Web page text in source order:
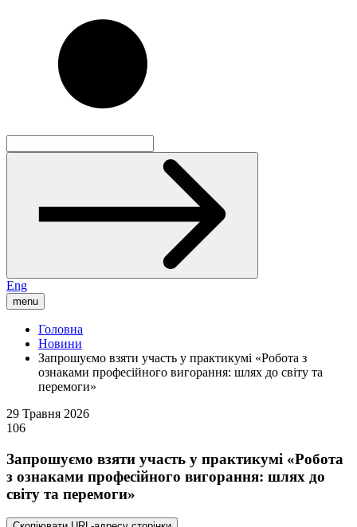
Eng
menu
Головна
Новини
Запрошуємо взяти участь у практикумі «Робота з
ознаками професійного вигорання: шлях до світу та
перемоги»
29 Травня 2026
106
Запрошуємо взяти участь у практикумі «Робота
з ознаками професійного вигорання: шлях до
світу та перемоги»